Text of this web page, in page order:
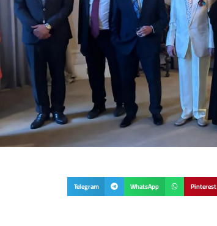
Pinterest
WhatsApp
Telegram